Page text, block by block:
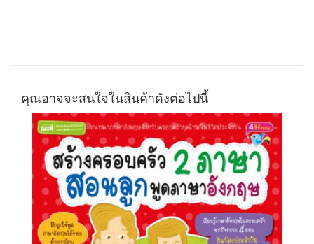
คุณอาจจะสนใจในสินค้าดังต่อไปนี้